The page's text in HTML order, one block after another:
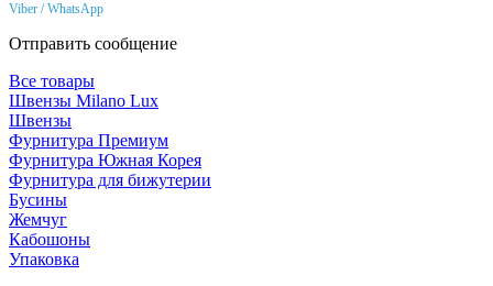
Viber / WhatsApp
Отправить сообщение
Все товары
Швензы Milano Lux
Швензы
Фурнитура Премиум
Фурнитура Южная Корея
Фурнитура для бижутерии
Бусины
Жемчуг
Кабошоны
Упаковка